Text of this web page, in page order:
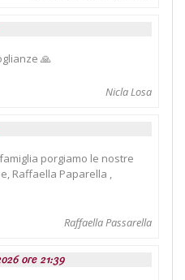
🙏
Nicla Losa
porgiamo le nostre
Raffaella Paparella ,
Raffaella Passarella
ore 21:39